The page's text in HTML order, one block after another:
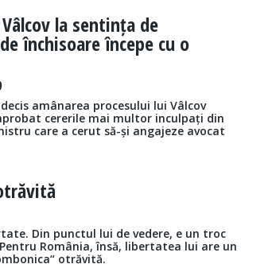
la sentința de
închisoare începe cu o
amânarea procesului lui Vâlcov
cererile mai multor inculpați din
care a cerut să-și angajeze avocat
Din punctul lui de vedere, e un troc
România, însă, libertatea lui are un
otrăvită.